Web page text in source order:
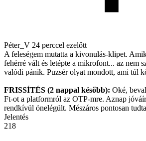
Péter_V 24 perccel ezelőtt
A feleségem mutatta a kivonulás-klipet.
fehérré vált és letépte a mikrofont... az nem
valódi pánik. Puzsér olyat mondott, ami túl
FRISSÍTÉS (2 nappal később): Oké,
Ft-ot a platformról az OTP-mre. Aznap
rendkívül önelégült. Mészáros pontosan
Jelentés
218